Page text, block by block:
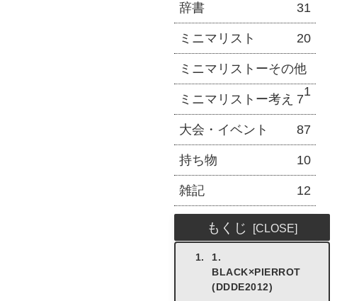
辞書
31
ミニマリスト 20
ミニマリストーその他
1
ミニマリストー考え 7
大会・イベント 87
持ち物 10
雑記 12
もくじ
1.
BLACK×PIERROT
(DDDE2012)